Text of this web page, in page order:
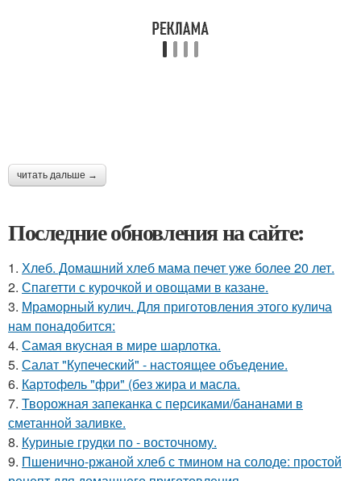
читать дальше →
Последние обновления на сайте:
1. Хлеб. Домашний хлеб мама печет уже более 20 лет.
2. Спагетти с курочкой и овощами в казане.
3. Мраморный кулич. Для приготовления этого кулича
нам понадобится:
4. Самая вкусная в мире шарлотка.
5. Салат "Купеческий" - настоящее объедение.
6. Картофель "фри" (без жира и масла.
7. Творожная запеканка с персиками/бананами в
сметанной заливке.
8. Куриные грудки по - восточному.
9. Пшенично-ржаной хлеб с тмином на солоде: простой